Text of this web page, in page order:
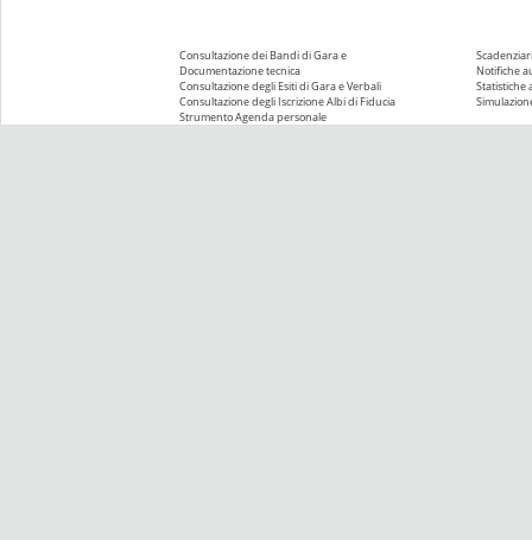
Consultazione dei Bandi di Gara e
Documentazione tecnica
Consultazione degli Esiti di Gara e Verbali
Consultazione degli Iscrizione Albi di Fiducia
Strumento Agenda personale
Notifiche
Statistiche